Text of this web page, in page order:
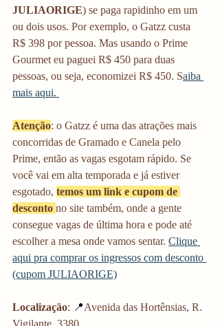
JULIAORIGE) se paga rapidinho em um
ou dois usos. Por exemplo, o Gatzz custa
R$ 398 por pessoa. Mas usando o Prime
Gourmet eu paguei R$ 450 para duas
pessoas, ou seja, economizei R$ 450. Saiba
mais aqui.
Atenção: o Gatzz é uma das atrações mais
concorridas de Gramado e Canela pelo
Prime, então as vagas esgotam rápido. Se
você vai em alta temporada e já estiver
esgotado, temos um link e cupom de
desconto no site também, onde a gente
consegue vagas de última hora e pode até
escolher a mesa onde vamos sentar. Clique
aqui pra comprar os ingressos com desconto
(cupom JULIAORIGE)
Localização: 📍Avenida das Hortênsias, R.
Vigilante, 3380